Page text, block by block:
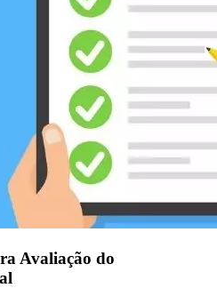
Avaliação do